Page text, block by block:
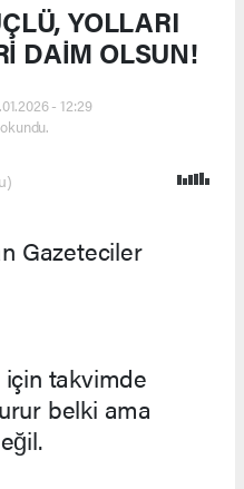
YOLLARI
DAİM OLSUN!
- 12:29
Gazeteciler
için takvimde
belki ama